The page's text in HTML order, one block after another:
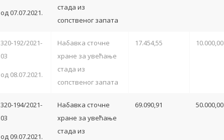
од 07.07.2021.
стада из
сопственог запата
320-192/2021-
03
од 08.07.2021.
Набавка сточне
хране за увећање
стада из
сопственог запата
17.454,55 10.000,00
320-194/2021-
03
од 09.07.2021.
Набавка сточне
хране за увећање
стада из
69.090,91 50.000,00